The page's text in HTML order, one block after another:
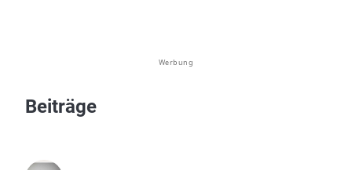
Werbung
Beiträge